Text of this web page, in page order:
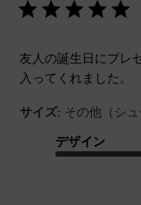
友人の誕生日にプレ
入ってくれました。
サイズ: その他（シュ
デザイン